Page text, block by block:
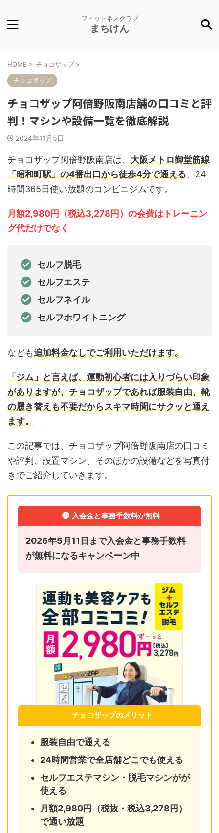
フィットネスクラブ
まちけん
HOME > チョコザップ >
チョコザップ
チョコザップ阿倍野阪南店舗の口コミと評
判！マシンや設備一覧を徹底解説
2024年11月5日
チョコザップ阿倍野阪南店は、 大阪メトロ御堂筋線
「昭和町駅」の4番出口から徒歩4分で通える、24
時間365日使い放題のコンビニジムです。
月額2,980円（税込3,278円）の会費はトレーニン
グ代だけでなく
セルフ脱毛
セルフエステ
セルフネイル
セルフホワイトニング
なども追加料金なしでご利用いただけます。
「ジム」と言えば、運動初心者には入りづらい印象
がありますが、チョコザップであれば服装自由、靴
の履き替えも不要だからスキマ時間にサクッと通え
ます。
この記事では、チョコザップ阿倍野阪南店の口コミ
や評判、設置マシン、そのほかの設備などを写真付
きでご紹介していきます。
入会金と事務手数料が無料
2026年5月11日まで入会金と事務手数料
が無料になるキャンペーン中
チョコザップのメリット
服装自由で通える
24時間営業で全店舗どこでも使える
セルフエステマシン・脱毛マシンがが
使える
月額2,980円（税抜・税込3,278円）
で通い放題